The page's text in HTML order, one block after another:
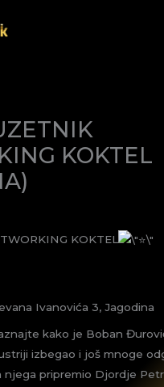
KOKTEL
KOKTEL
Ivanovića 3, Jagodina
kako je Boban
izbegao i još mnoge
njega pripremio Djordje